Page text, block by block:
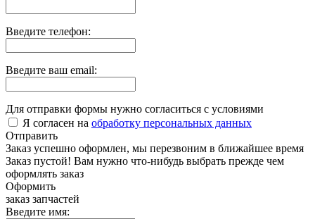
Введите телефон:
Введите ваш email:
Для отправки формы нужно согласиться с условиями
Я согласен на обработку персональных данных
Отправить
Заказ успешно оформлен, мы перезвоним в ближайшее время
Заказ пустой! Вам нужно что-нибудь выбрать прежде чем
оформлять заказ
Оформить
заказ запчастей
Введите имя: